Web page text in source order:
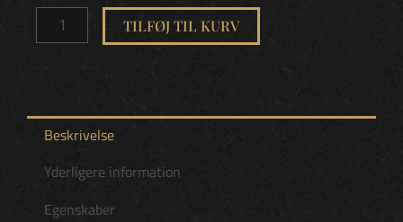
Park
Sigurd
43%
karton)
antal
TILFØJ TIL KURV
Beskrivelse
Yderligere information
Egenskaber